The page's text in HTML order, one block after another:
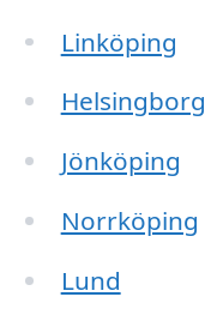
Linköping
Helsingborg
Jönköping
Norrköping
Lund